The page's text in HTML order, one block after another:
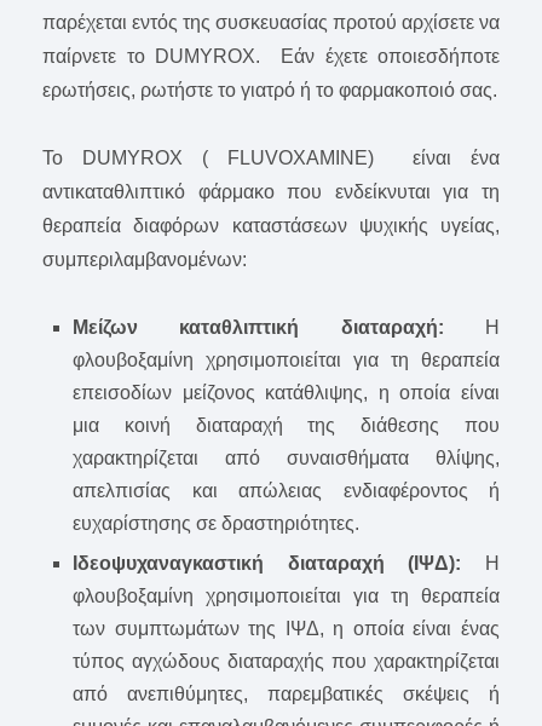
παρέχεται εντός της συσκευασίας προτού αρχίσετε να
παίρνετε το DUMYROX. Εάν έχετε οποιεσδήποτε
ερωτήσεις, ρωτήστε το γιατρό ή το φαρμακοποιό σας.
Το DUMYROX ( FLUVOXAMINE) είναι ένα
αντικαταθλιπτικό φάρμακο που ενδείκνυται για τη
θεραπεία διαφόρων καταστάσεων ψυχικής υγείας,
συμπεριλαμβανομένων:
Μείζων καταθλιπτική διαταραχή: Η
φλουβοξαμίνη χρησιμοποιείται για τη θεραπεία
επεισοδίων μείζονος κατάθλιψης, η οποία είναι
μια κοινή διαταραχή της διάθεσης που
χαρακτηρίζεται από συναισθήματα θλίψης,
απελπισίας και απώλειας ενδιαφέροντος ή
ευχαρίστησης σε δραστηριότητες.
Ιδεοψυχαναγκαστική διαταραχή (ΙΨΔ): Η
φλουβοξαμίνη χρησιμοποιείται για τη θεραπεία
των συμπτωμάτων της ΙΨΔ, η οποία είναι ένας
τύπος αγχώδους διαταραχής που χαρακτηρίζεται
από ανεπιθύμητες, παρεμβατικές σκέψεις ή